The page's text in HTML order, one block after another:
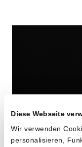
Diese Webseite
Wir verwenden
personalisieren,